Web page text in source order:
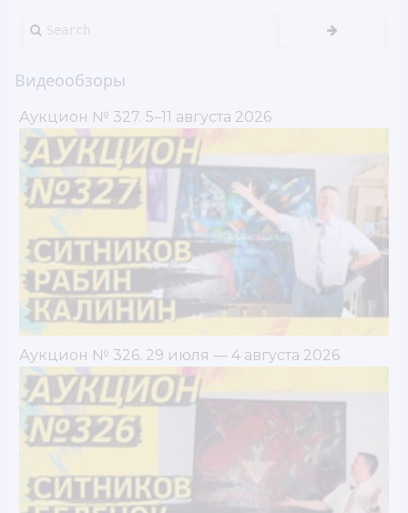
Search
Видеообзоры
Аукцион № 327. 5–11 августа 2026
Аукцион № 326. 29 июля — 4 августа 2026